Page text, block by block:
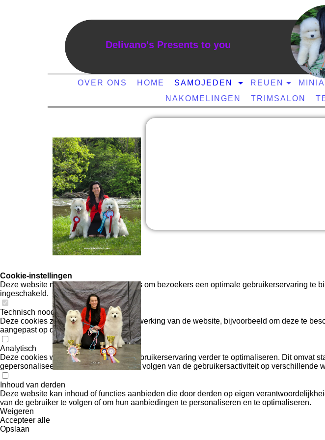
Delivano's Presents to you
OVER ONS HOME SAMOJEDEN REUEN
NAKOMELINGEN
TRIMSALON
Cookie-instellingen
Deze website maakt gebruik van cookies om bezoekers een optimale gebruikerservaring
ingeschakeld.
Technisch noodzakelijk
Deze cookies zijn noodzakelijk voor de werking van de website, bijvoorbeeld om deze te
aangepast op de vraag van bezoekers.
Analytisch
Deze cookies worden gebruikt om de gebruikerservaring verder te optimaliseren. Dit omvat
gepersonaliseerde advertenties door het volgen van de gebruikersactiviteit op verschillende
Inhoud van derden
Deze website kan inhoud of functies aanbieden die door derden op eigen
van de gebruiker te volgen of om hun aanbiedingen te personaliseren en te optimaliseren.
Weigeren
Accepteer alle
Opslaan